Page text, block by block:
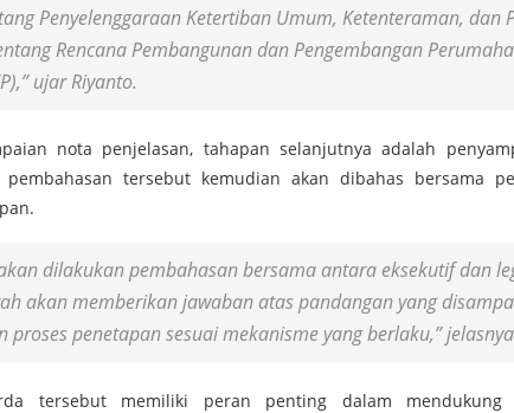
Penyelenggaraan Ketertiban Umum, Ketenteraman, dan
Rencana Pembangunan dan Pengembangan
ujar Riyanto.
nota penjelasan, tahapan selanjutnya adalah
pembahasan tersebut kemudian akan dibahas bersama
dilakukan pembahasan bersama antara eksekutif dan
akan memberikan jawaban atas pandangan yang
penetapan sesuai mekanisme yang berlaku,”
tersebut memiliki peran penting dalam mendukung